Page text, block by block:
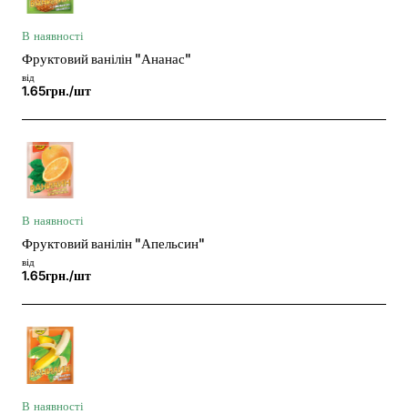
В наявності
Фруктовий ванілін "Ананас"
від
1.65грн./шт
В наявності
Фруктовий ванілін "Апельсин"
від
1.65грн./шт
В наявності